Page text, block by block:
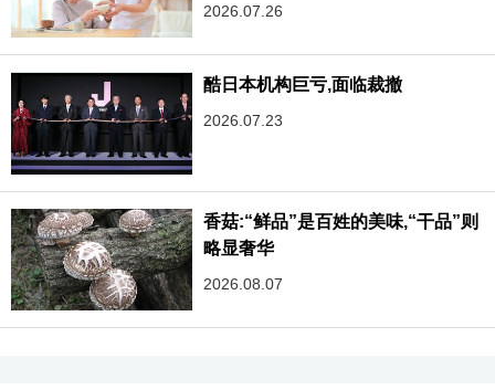
2026.07.26
酷日本机构巨亏,面临裁撤
2026.07.23
香菇:“鲜品”是百姓的美味,“干品”则
略显奢华
2026.08.07